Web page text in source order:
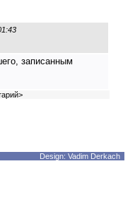
записанным
>
Design: Vadim Derkach